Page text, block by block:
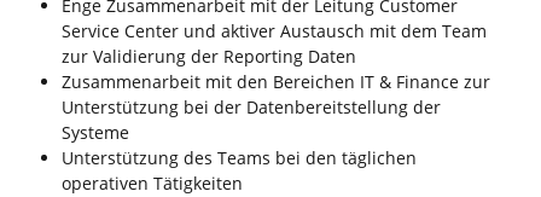
Enge Zusammenarbeit mit der Leitung Customer
Service Center und aktiver Austausch mit dem Team
zur Validierung der Reporting Daten
Zusammenarbeit mit den Bereichen IT & Finance zur
Unterstützung bei der Datenbereitstellung der
Systeme
Unterstützung des Teams bei den täglichen
operativen Tätigkeiten